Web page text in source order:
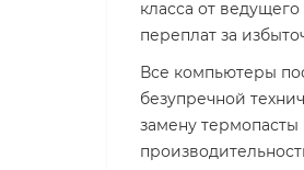
класса от
переплат за
Все компьютеры
безупречной
замену